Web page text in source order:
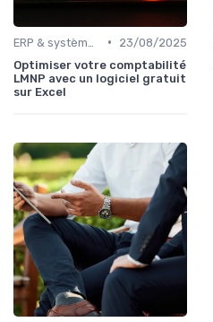
•
23/08/2025
Optimiser votre comptabilité
LMNP avec un logiciel gratuit
sur Excel